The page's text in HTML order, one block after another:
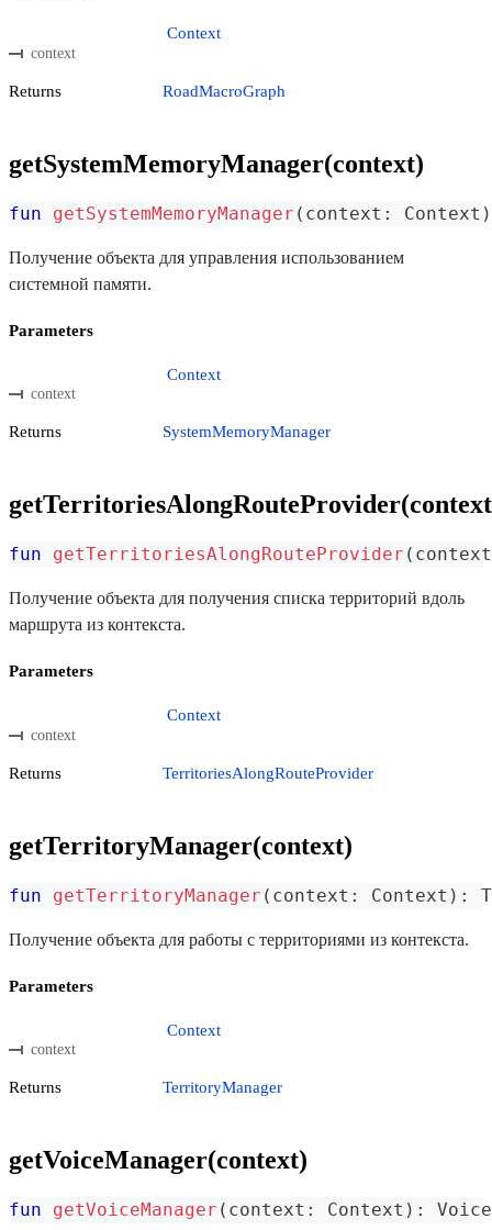
context
Context
Returns RoadMacroGraph
getSystemMemoryManager(context)
fun getSystemMemoryManager ( context : Context )
Получение объекта для управления использованием
системной памяти.
Parameters
context
Context
Returns SystemMemoryManager
fun getTerritoriesAlongRouteProvider ( context
Получение объекта для получения списка территорий вдоль
маршрута из контекста.
Parameters
context
Context
Returns TerritoriesAlongRouteProvider
getTerritoryManager(context)
fun getTerritoryManager ( context : Context ) :
Получение объекта для работы с территориями из контекста.
Parameters
context
Context
Returns TerritoryManager
getVoiceManager(context)
fun getVoiceManager ( context : Context ) :